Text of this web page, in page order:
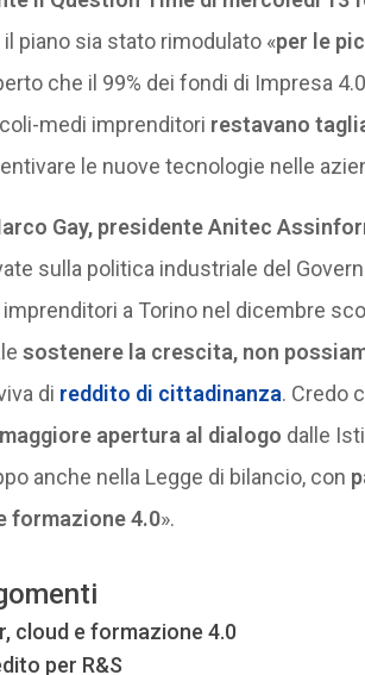
piano sia stato rimodulato «per le
che il 99% dei fondi di Impresa
medi imprenditori restavano
le nuove tecnologie nelle
Gay, presidente Anitec
sulla politica industriale del
a Torino nel dicembre
sostenere la crescita, non
di reddito di cittadinanza. Credo
maggiore apertura al dialogo dalle
anche nella Legge di bilancio, con
formazione 4.0».
cloud e formazione 4.0
per R&S